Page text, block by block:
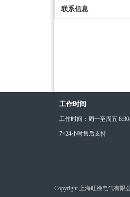
联系信息
工作时间
工作时间：周一至周五
7×24小时售后支持
Copyright 上海旺徐电气有限